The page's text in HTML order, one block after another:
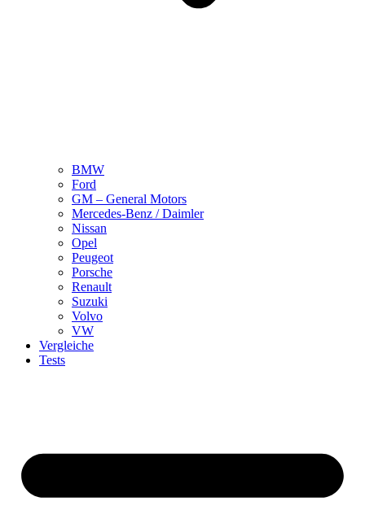
BMW
Ford
GM – General Motors
Mercedes-Benz / Daimler
Nissan
Opel
Peugeot
Porsche
Renault
Suzuki
Volvo
VW
Vergleiche
Tests